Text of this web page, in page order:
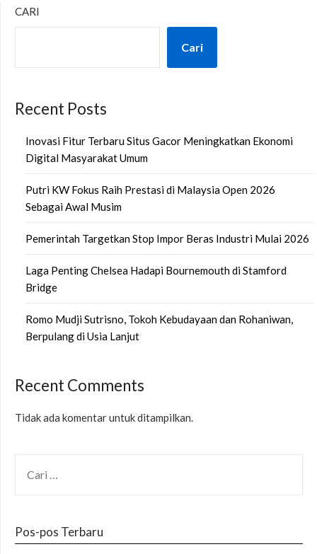
CARI
Cari
Recent Posts
Inovasi Fitur Terbaru Situs Gacor Meningkatkan Ekonomi
Digital Masyarakat Umum
Putri KW Fokus Raih Prestasi di Malaysia Open 2026
Sebagai Awal Musim
Pemerintah Targetkan Stop Impor Beras Industri Mulai 2026
Laga Penting Chelsea Hadapi Bournemouth di Stamford
Bridge
Romo Mudji Sutrisno, Tokoh Kebudayaan dan Rohaniwan,
Berpulang di Usia Lanjut
Recent Comments
Tidak ada komentar untuk ditampilkan.
UNTUK:
Pos-pos Terbaru